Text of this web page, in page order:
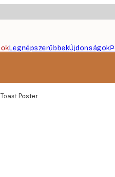
LegnépszerűbbekÚjdonságok
Poster